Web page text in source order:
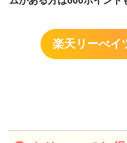
楽天リーべイ